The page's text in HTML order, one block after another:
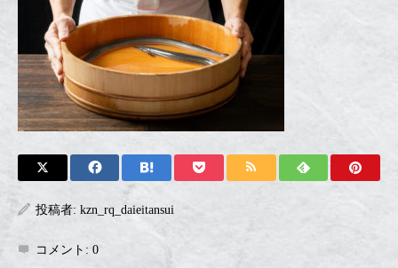
投稿者: kzn_rq_daieitansui
コメント: 0